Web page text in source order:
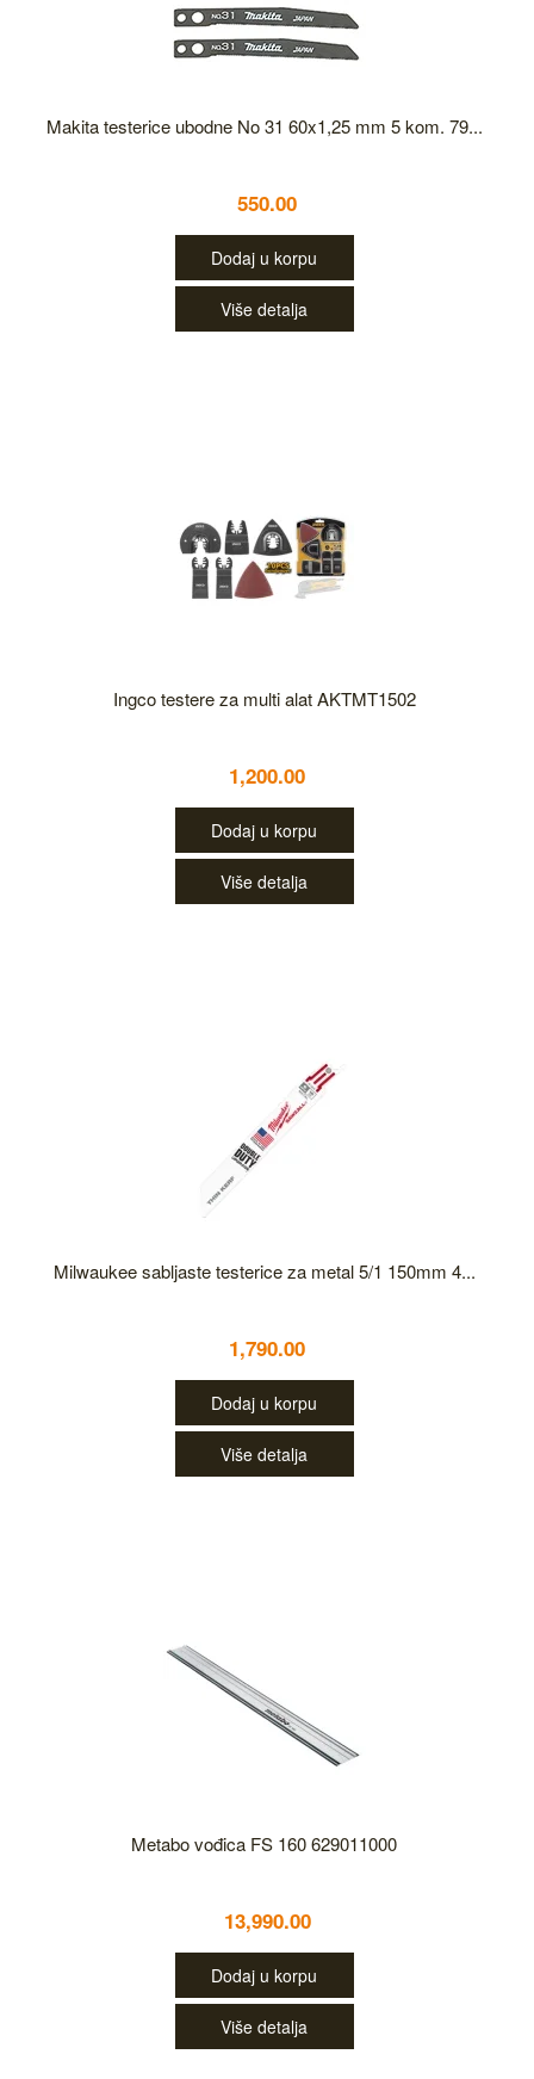
Makita testerice ubodne No 31 60x1,25 mm 5 kom. 79...
550.00
Dodaj u korpu
Više detalja
Ingco testere za multi alat AKTMT1502
1,200.00
Dodaj u korpu
Više detalja
Milwaukee sabljaste testerice za metal 5/1 150mm 4...
1,790.00
Dodaj u korpu
Više detalja
Metabo vođica FS 160 629011000
13,990.00
Dodaj u korpu
Više detalja